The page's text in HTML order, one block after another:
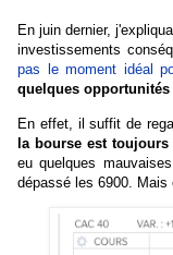
En juin dernier,
investissements
pas le moment idéal
quelques
En effet, il suffit de
la bourse est
eu quelques
dépassé les 6900. Mais